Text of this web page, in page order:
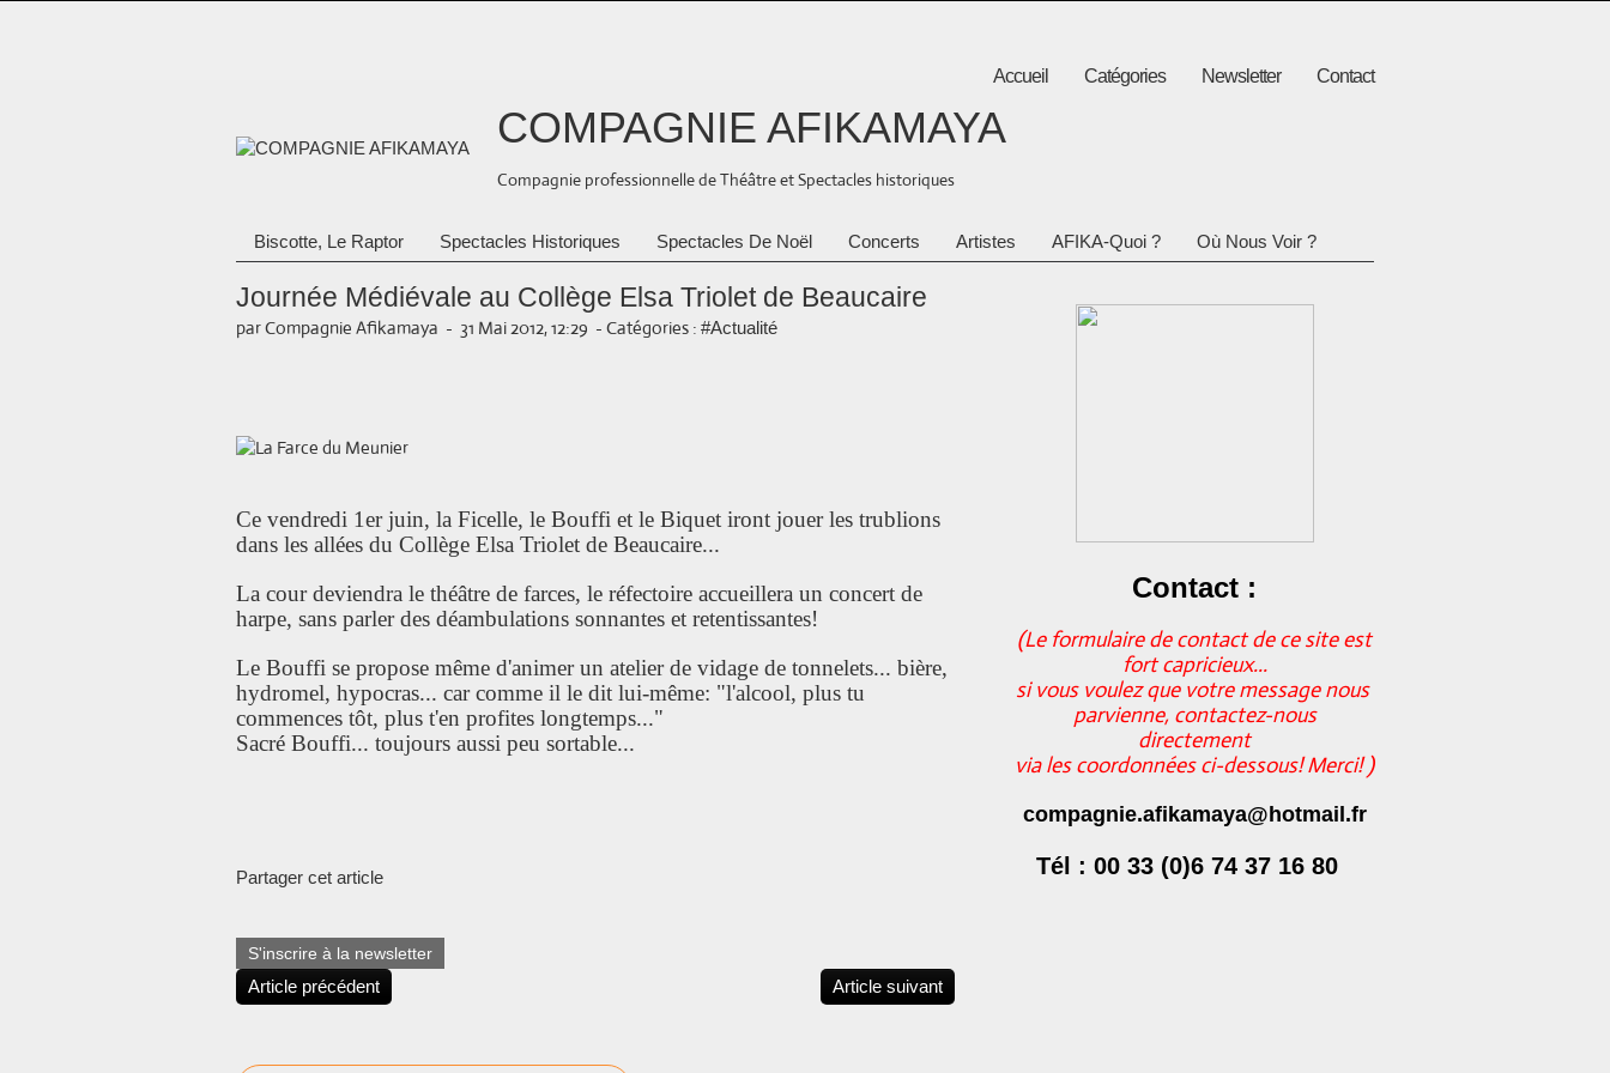
Accueil Catégories Newsletter Contact
COMPAGNIE AFIKAMAYA
Compagnie professionnelle de Théâtre et Spectacles historiques
Biscotte, Le Raptor Spectacles Historiques Spectacles De Noël Concerts Artistes AFIKA-Quoi ? Où Nous Voir ?
Journée Médiévale au Collège Elsa Triolet de Beaucaire
par Compagnie Afikamaya - 31 Mai 2012, 12:29 - Catégories : #Actualité
Ce vendredi 1er juin, la Ficelle, le Bouffi et le Biquet iront jouer les trublions
dans les allées du Collège Elsa Triolet de Beaucaire...
La cour deviendra le théâtre de farces, le réfectoire accueillera un concert de
harpe, sans parler des déambulations sonnantes et retentissantes!
Le Bouffi se propose même d'animer un atelier de vidage de tonnelets... bière,
hydromel, hypocras... car comme il le dit lui-même: "l'alcool, plus tu
commences tôt, plus t'en profites longtemps..."
Sacré Bouffi... toujours aussi peu sortable...
Partager cet article
S'inscrire à la newsletter
Article précédent Article suivant
Contact :
(Le formulaire de contact de ce site est
fort capricieux...
si vous voulez que votre message nous
parvienne, contactez-nous
directement
via les coordonnées ci-dessous! Merci! )
compagnie.afikamaya@hotmail.fr
Tél : 00 33 (0)6 74 37 16 80